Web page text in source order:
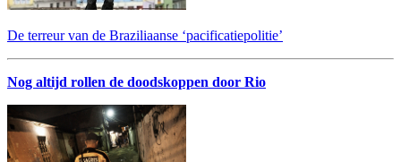
De terreur van de Braziliaanse ‘pacificatiepolitie’
Nog altijd rollen de doodskoppen door Rio